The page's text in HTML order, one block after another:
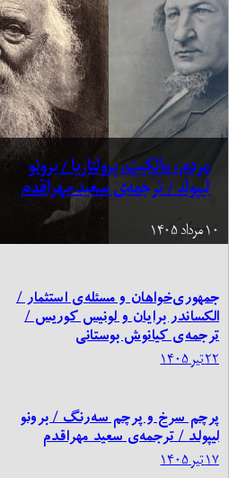
مردم، مالکیت، پرولتاریا / برونو
لیپولد / ترجمه‌ی سعید مهراقدم
۱۰ مرداد ۱۴۰۵
جمهوری‌خواهان و مسئله‌ی استثمار /
الکساندر برایان و لونیس کوریس /
ترجمه‌ی کیانوش بوستانی
۲۲ تیر ۱۴۰۵
پرچم سرخ و پرچم سه‌رنگ / برونو
لیپولد / ترجمه‌ی سعید مهراقدم
۱۷ تیر ۱۴۰۵